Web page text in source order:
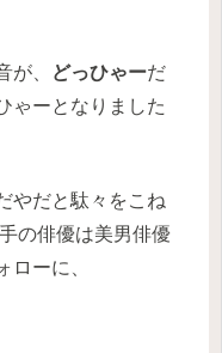
、 どっひゃーだ
ゃーとなりました
やだと駄々をこね
の俳優は美男俳優
ローに、